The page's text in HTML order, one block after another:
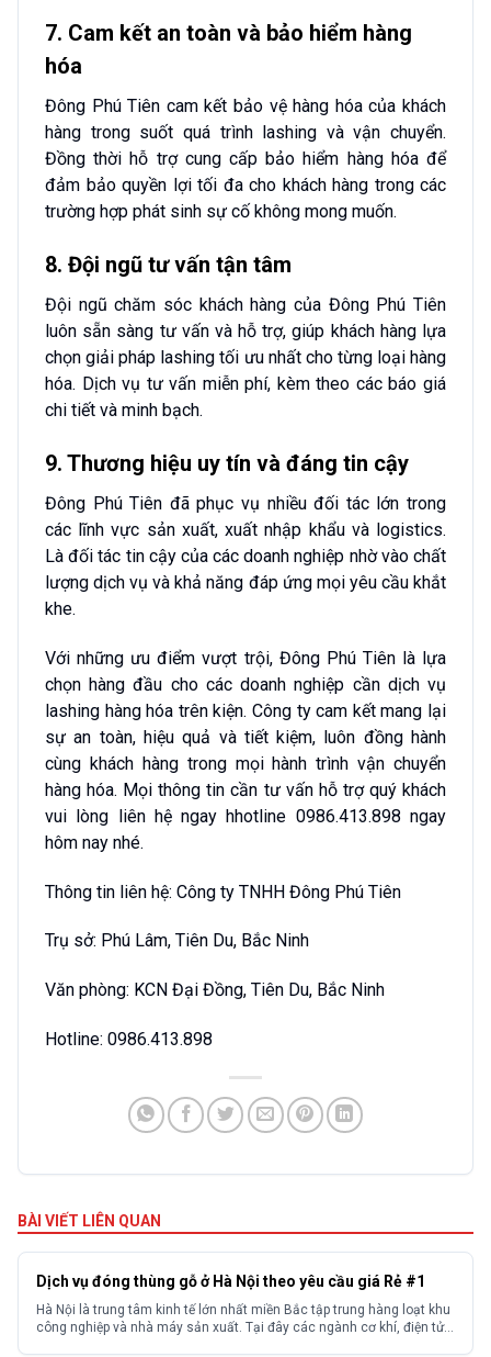
7. Cam kết an toàn và bảo hiểm hàng
hóa
Đông Phú Tiên cam kết bảo vệ hàng hóa của khách
hàng trong suốt quá trình lashing và vận chuyển.
Đồng thời hỗ trợ cung cấp bảo hiểm hàng hóa để
đảm bảo quyền lợi tối đa cho khách hàng trong các
trường hợp phát sinh sự cố không mong muốn.
8. Đội ngũ tư vấn tận tâm
Đội ngũ chăm sóc khách hàng của Đông Phú Tiên
luôn sẵn sàng tư vấn và hỗ trợ, giúp khách hàng lựa
chọn giải pháp lashing tối ưu nhất cho từng loại hàng
hóa. Dịch vụ tư vấn miễn phí, kèm theo các báo giá
chi tiết và minh bạch.
9. Thương hiệu uy tín và đáng tin cậy
Đông Phú Tiên đã phục vụ nhiều đối tác lớn trong
các lĩnh vực sản xuất, xuất nhập khẩu và logistics.
Là đối tác tin cậy của các doanh nghiệp nhờ vào chất
lượng dịch vụ và khả năng đáp ứng mọi yêu cầu khắt
khe.
Với những ưu điểm vượt trội, Đông Phú Tiên là lựa
chọn hàng đầu cho các doanh nghiệp cần dịch vụ
lashing hàng hóa trên kiện. Công ty cam kết mang lại
sự an toàn, hiệu quả và tiết kiệm, luôn đồng hành
cùng khách hàng trong mọi hành trình vận chuyển
hàng hóa. Mọi thông tin cần tư vấn hỗ trợ quý khách
vui lòng liên hệ ngay hhotline 0986.413.898 ngay
hôm nay nhé.
Thông tin liên hệ: Công ty TNHH Đông Phú Tiên
Trụ sở: Phú Lâm, Tiên Du, Bắc Ninh
Văn phòng: KCN Đại Đồng, Tiên Du, Bắc Ninh
Hotline: 0986.413.898​
BÀI VIẾT LIÊN QUAN
Dịch vụ đóng thùng gỗ ở Hà Nội theo yêu cầu giá Rẻ #1
Hà Nội là trung tâm kinh tế lớn nhất miền Bắc tập trung hàng loạt khu
công nghiệp và nhà máy sản xuất. Tại đây các ngành cơ khí, điện tử,